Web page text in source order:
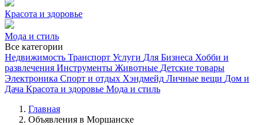
Красота и здоровье
Мода и стиль
Все категории
Недвижимость Транспорт Услуги Для Бизнеса Хобби и
развлечения Инструменты Животные Детские товары
Электроника Спорт и отдых Хэндмейд Личные вещи Дом и
Дача Красота и здоровье Мода и стиль
Главная
Объявления в Моршанске